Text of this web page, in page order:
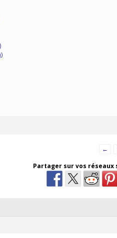
←
Partager sur vos réseaux